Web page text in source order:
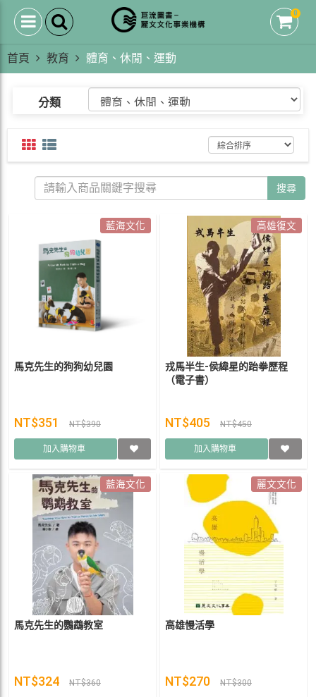
0
首頁 教育 體育、休閒、運動
分類
搜尋
藍海文化
馬克先生的狗狗幼兒園
NT$351 NT$390
加入購物車
高雄復文
戎馬半生-侯緯星的跆拳歷程
（電子書）
NT$405 NT$450
加入購物車
藍海文化
馬克先生的鸚鵡教室
NT$324 NT$360
麗文文化
高雄慢活學
NT$270 NT$300